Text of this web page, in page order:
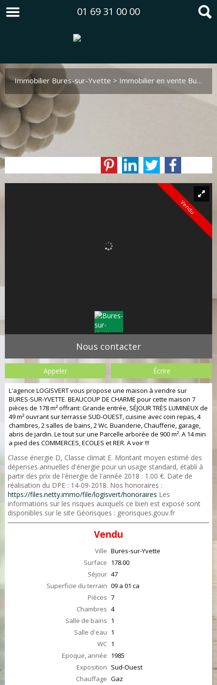
01 69 31 00 00
Immobilier Bures-sur-Yvette > Immobilier en vente Bures-sur-Yvette
Vendu
Nous contacter
Appeler Écrire
L'agence LOGISVERT vous propose une maison à vendre sur
BURES-SUR-YVETTE. BEAUCOUP DE CHARME pour cette maison 7
pièces de 178 m² offrant: Grande entrée, SÉJOUR TRÈS LUMINEUX de
49 m² ouvrant sur terrasse SUD-OUEST, cuisine avec coin repas, 4
chambres, 2 salles de bains, 2 Wc. Buanderie, Chaufferie, garage,
abris de jardin. Le tout sur une Parcelle arborée de 900 m². A 14 min
a pied des COMMERCES, ECOLES et RER. A voir !!!
Classe énergie D, Classe climat E. Montant moyen estimé des
dépenses annuelles d'énergie pour un usage standard, établi à
partir des prix de l'énergie de l'année 2018 : 1.00 €. Date de
réalisation du DPE : 14-09-2018. Nos honoraires :
https://files.netty.immo/file/logisvert/honoraires Les
informations sur les risques auxquels ce bien est exposé sont
disponibles sur le site Géorisques : georisques.gouv.fr
Vendu
Ville Bures-sur-Yvette
Surface 178.00
Séjour 47
Superficie du terrain 09 a 01 ca
Pièces 7
Chambres 4
Salle de bains 1
Salle d'eau 1
WC 1
Epoque, année 1985
Exposition Sud-Ouest
Chauffage Gaz